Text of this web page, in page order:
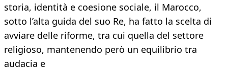
storia, identità e coesione sociale, il Marocco,
sotto l’alta guida del suo Re, ha fatto la scelta di
avviare delle riforme, tra cui quella del settore
religioso, mantenendo però un equilibrio tra
audacia e